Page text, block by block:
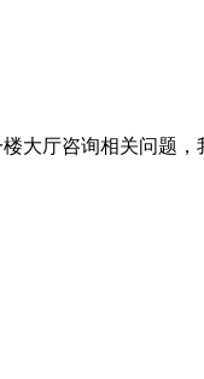
大厅咨询相关问题